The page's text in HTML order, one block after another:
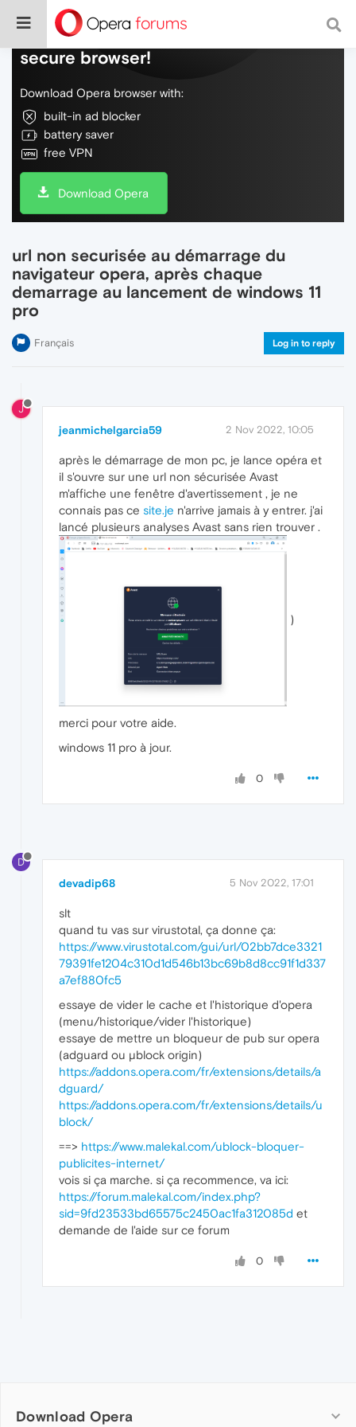
Do more on the web, with a fast and
secure browser!
Download Opera browser with:
built-in ad blocker
battery saver
free VPN
Download Opera
url non securisée au démarrage du
navigateur opera, après chaque
demarrage au lancement de windows 11
pro
Français Log in to reply
J
jeanmichelgarcia59 2 Nov 2022, 10:05
après le démarrage de mon pc, je lance opéra et
il s'ouvre sur une url non sécurisée Avast
m'affiche une fenêtre d'avertissement , je ne
connais pas ce site.je n'arrive jamais à y entrer. j'ai
lancé plusieurs analyses Avast sans rien trouver .
)
merci pour votre aide.
windows 11 pro à jour.
0
D
devadip68 5 Nov 2022, 17:01
slt
quand tu vas sur virustotal, ça donne ça:
https://www.virustotal.com/gui/url/02bb7dce3321
79391fe1204c310d1d546b13bc69b8d8cc91f1d337
a7ef880fc5
essaye de vider le cache et l'historique d'opera
(menu/historique/vider l'historique)
essaye de mettre un bloqueur de pub sur opera
(adguard ou µblock origin)
https://addons.opera.com/fr/extensions/details/a
dguard/
https://addons.opera.com/fr/extensions/details/u
block/
==> https://www.malekal.com/ublock-bloquer-
publicites-internet/
vois si ça marche. si ça recommence, va ici:
https://forum.malekal.com/index.php?
sid=9fd23533bd65575c2450ac1fa312085d et
demande de l'aide sur ce forum
0
Download Opera